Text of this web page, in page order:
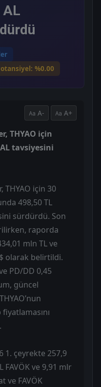
%0.00
A- A+
THYAO için
tavsiyesini
THYAO için 30
498,50 TL
sürdürdü. Son
raporda
mln TL ve
olarak belirtildi.
PD/DD 0,45
güncel
1. çeyrekte 257,9
FAVÖK ve 9,91 mlr
ve FAVÖK